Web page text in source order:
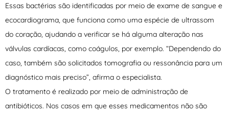
Essas bactérias são identificadas por meio de exame de sangue e
ecocardiograma, que funciona como uma espécie de ultrassom
do coração, ajudando a verificar se há alguma alteração nas
válvulas cardíacas, como coágulos, por exemplo. “Dependendo do
caso, também são solicitados tomografia ou ressonância para um
diagnóstico mais preciso”, afirma o especialista.
O tratamento é realizado por meio de administração de
antibióticos. Nos casos em que esses medicamentos não são